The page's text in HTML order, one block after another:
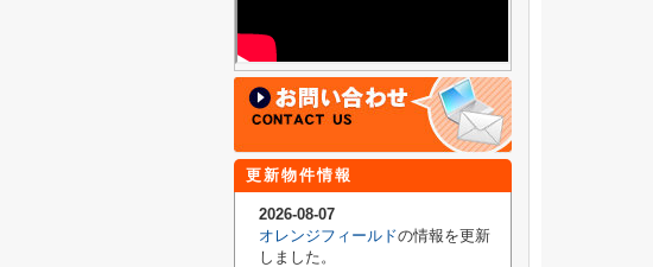
更新物件情報
2026-08-07
オレンジフィールドの情報を更新
しました。